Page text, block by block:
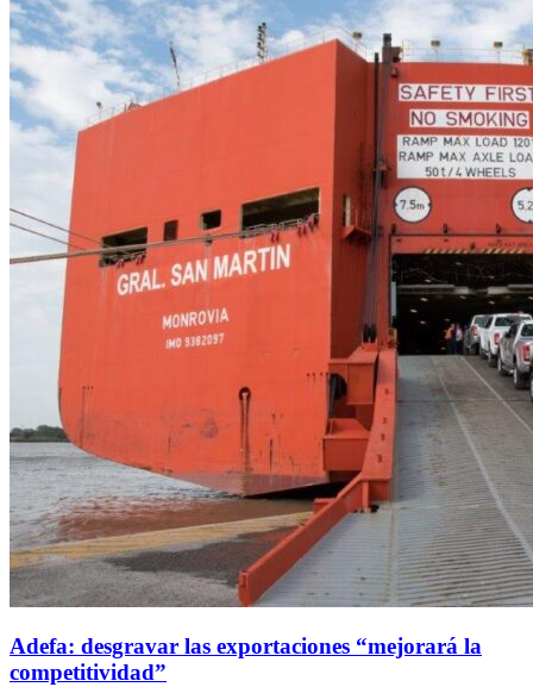
Adefa: desgravar las exportaciones “mejorará la
competitividad”